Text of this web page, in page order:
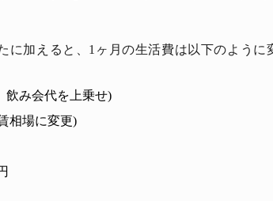
に加えると、1ヶ月の生活費は以下のように
飲み会代を上乗せ)
相場に変更)